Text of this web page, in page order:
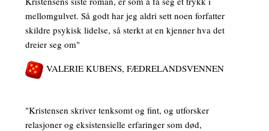
mellomgulvet. Så godt har jeg aldri sett noen forfatter
skildre psykisk lidelse, så sterkt at en kjenner hva det
dreier seg om"
VALERIE KUBENS, FÆDRELANDSVENNEN
"Kristensen skriver tenksomt og fint, og utforsker
relasjoner og eksistensielle erfaringer som død,